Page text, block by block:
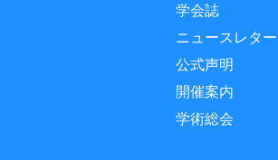
学会誌
ニュースレター
公式声明
開催案内
学術総会